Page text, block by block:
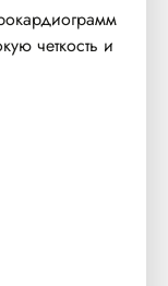
четкость и